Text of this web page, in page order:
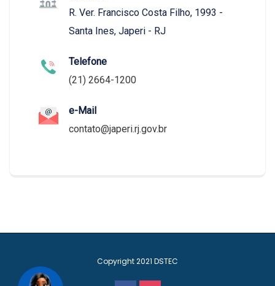
R. Ver. Francisco Costa Filho, 1993 -
Santa Ines, Japeri - RJ
Telefone
(21) 2664-1200
e-Mail
contato@japeri.rj.gov.br
Copyright 2021 DSTEC